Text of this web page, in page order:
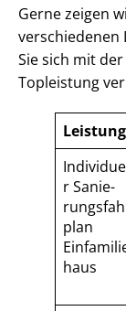
Gerne zeigen
verschiedenen
Sie sich mit
Topleistung
Leistung
r Sa­nie­
plan
haus